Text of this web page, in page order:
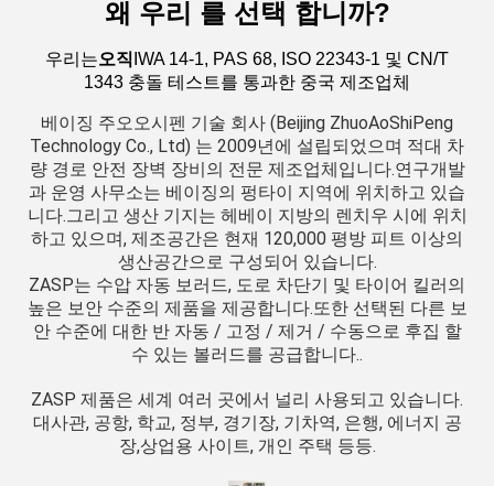
왜 우리 를 선택 합니까?
우리는오직 IWA 14-1, PAS 68, ISO 22343-1 및 CN/T
1343 충돌 테스트를 통과한 중국 제조업체
베이징 주오오시펜 기술 회사 (Beijing ZhuoAoShiPeng
Technology Co., Ltd) 는 2009년에 설립되었으며 적대 차
량 경로 안전 장벽 장비의 전문 제조업체입니다.연구개발
과 운영 사무소는 베이징의 펑타이 지역에 위치하고 있습
니다.그리고 생산 기지는 헤베이 지방의 렌치우 시에 위치
하고 있으며, 제조공간은 현재 120,000 평방 피트 이상의
생산공간으로 구성되어 있습니다.
ZASP는 수압 자동 보러드, 도로 차단기 및 타이어 킬러의
높은 보안 수준의 제품을 제공합니다.또한 선택된 다른 보
안 수준에 대한 반 자동 / 고정 / 제거 / 수동으로 후집 할
수 있는 볼러드를 공급합니다..
ZASP 제품은 세계 여러 곳에서 널리 사용되고 있습니다.
대사관, 공항, 학교, 정부, 경기장, 기차역, 은행, 에너지 공
장,상업용 사이트, 개인 주택 등등.